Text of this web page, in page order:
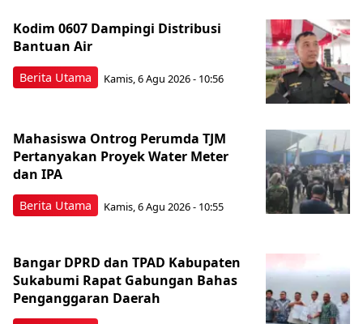
Berita Utama
Kodim 0607 Dampingi Distribusi
Bantuan Air
Kamis, 6 Agu 2026 - 10:56
Berita Utama
Mahasiswa Ontrog Perumda TJM
Pertanyakan Proyek Water Meter
dan IPA
Kamis, 6 Agu 2026 - 10:55
Bangar DPRD dan TPAD Kabupaten
Sukabumi Rapat Gabungan Bahas
Penganggaran Daerah